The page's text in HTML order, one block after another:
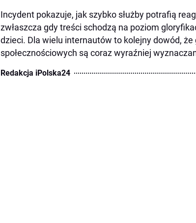
Incydent pokazuje, jak szybko służby potrafią
zwłaszcza gdy treści schodzą na poziom
dzieci. Dla wielu internautów to kolejny dowód,
społecznościowych są coraz wyraźniej
Redakcja iPolska24